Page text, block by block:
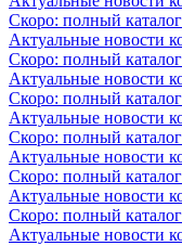
Скоро: полный
Актуальные новости
Скоро: полный
Актуальные новости
Скоро: полный
Актуальные новости
Скоро: полный
Актуальные новости
Скоро: полный
Актуальные новости
Скоро: полный
Актуальные новости